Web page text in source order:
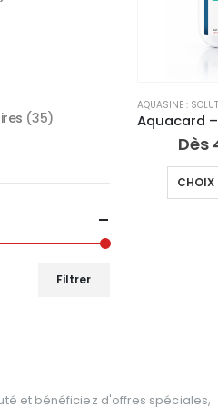
AQUASINE :
Dès
CHOIX
(35)
Filtrer
et bénéficiez d'offres spéciales,